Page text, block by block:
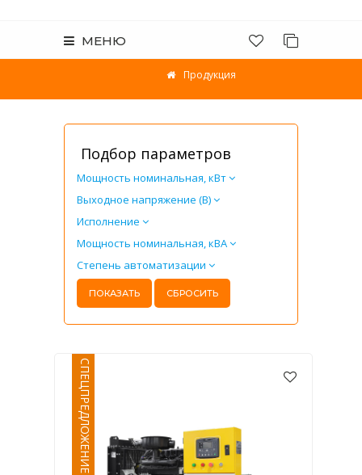
МЕНЮ
Продукция
СПЕЦПРЕДЛОЖЕНИЕ
Подбор параметров
Мощность номинальная, кВт
Выходное напряжение (В)
Исполнение
Мощность номинальная, кВА
Степень автоматизации